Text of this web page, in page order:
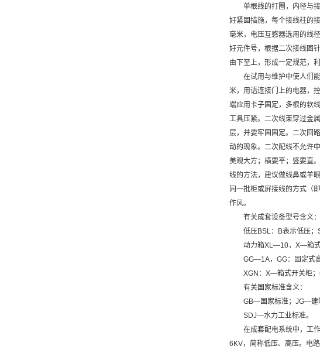
单根线的打圈，内径与
好紧固措施，每个接线柱的
毫米，电压互感器选用的线
好元件号，根据二次接线图
由下至上，形成一定规范，
在试用与维护中使人们
米，用语连接门上的电器，
端应用卡子固定，多根的软
工具压紧。二次线束穿过金
层，并要牢固固定。二次回
动的现象。二次配线不允许
美观大方；横要平；竖要直
线的方法，建议做线鼻或羊
同一批柜或屏接线的方式（
作风。
有关成套设备型号含义：
低压BSL：B表示低压；
动力箱XL—10，X—箱
GG—1A，GG：固定式
XGN：X—箱式开关柜
有关国家标准含义：
GB—国家标准；JG—建
SDJ—水力工业标准。
在成套配电系统中，工
6KV，简称低压、高压。电